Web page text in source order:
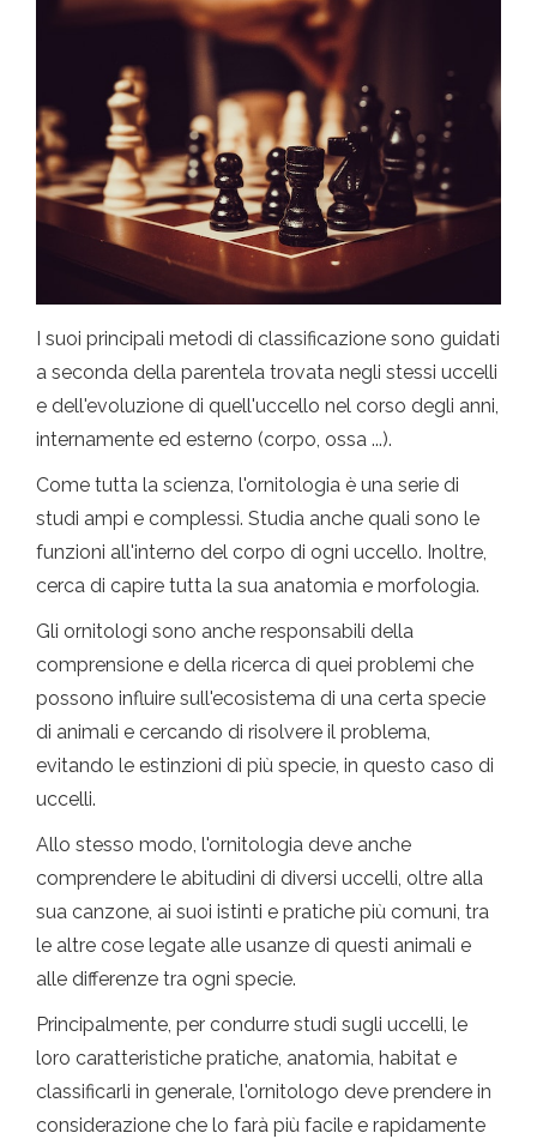
I suoi principali metodi di classificazione sono guidati
a seconda della parentela trovata negli stessi uccelli
e dell'evoluzione di quell'uccello nel corso degli anni,
internamente ed esterno (corpo, ossa ...).
Come tutta la scienza, l'ornitologia è una serie di
studi ampi e complessi. Studia anche quali sono le
funzioni all'interno del corpo di ogni uccello. Inoltre,
cerca di capire tutta la sua anatomia e morfologia.
Gli ornitologi sono anche responsabili della
comprensione e della ricerca di quei problemi che
possono influire sull'ecosistema di una certa specie
di animali e cercando di risolvere il problema,
evitando le estinzioni di più specie, in questo caso di
uccelli.
Allo stesso modo, l'ornitologia deve anche
comprendere le abitudini di diversi uccelli, oltre alla
sua canzone, ai suoi istinti e pratiche più comuni, tra
le altre cose legate alle usanze di questi animali e
alle differenze tra ogni specie.
Principalmente, per condurre studi sugli uccelli, le
loro caratteristiche pratiche, anatomia, habitat e
classificarli in generale, l'ornitologo deve prendere in
considerazione che lo farà più facile e rapidamente